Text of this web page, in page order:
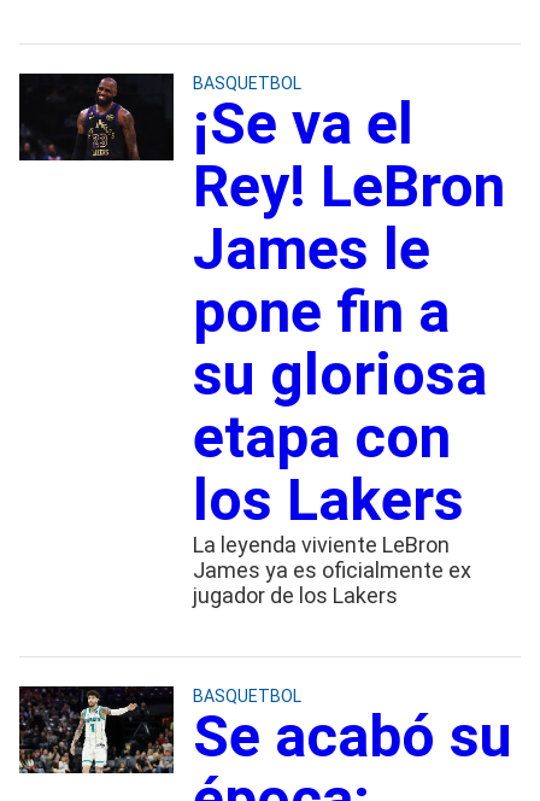
BASQUETBOL
¡Se va el
Rey! LeBron
James le
pone fin a
su gloriosa
etapa con
los Lakers
La leyenda viviente LeBron
James ya es oficialmente ex
jugador de los Lakers
BASQUETBOL
Se acabó su